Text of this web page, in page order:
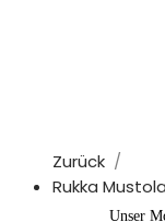
Zurück
Rukka Mustola
Unser